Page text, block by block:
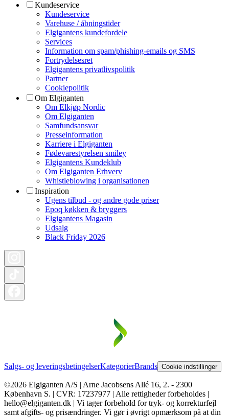
Kundeservice
Kundeservice
Varehuse / åbningstider
Elgigantens kundefordele
Services
Information om spam/phishing-emails og SMS
Fortrydelsesret
Elgigantens privatlivspolitik
Partner
Cookiepolitik
Om Elgiganten
Om Elkjøp Nordic
Om Elgiganten
Samfundsansvar
Presseinformation
Karriere i Elgiganten
Fødevarestyrelsen smiley
Elgigantens Kundeklub
Om Elgiganten Erhverv
Whistleblowing i organisationen
Inspiration
Ugens tilbud - og andre gode priser
Epoq køkken & bryggers
Elgigantens Magasin
Udsalg
Black Friday 2026
Salgs- og leveringsbetingelserKategorierBrands Cookie indstillinger
©2026 Elgiganten A/S | Arne Jacobsens Allé 16, 2. - 2300
København S. | CVR: 17237977 | Alle rettigheder forbeholdes |
hello@elgiganten.dk | Vi tager forbehold for tryk- og korrekturfejl
samt afgifts- og prisændringer. Vi gør i øvrigt opmærksom på at din